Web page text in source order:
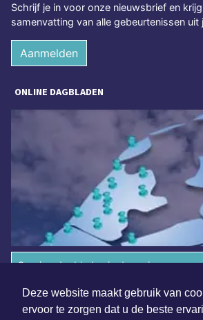
Deze website maakt gebruik van
ervoor te zorgen dat u de beste
Schrijf je in voor onze nieuwsbrief en
samenvatting van alle gebeurtenissen uit
Aanmelden
ONLINE DAGBLADEN
Overige dagbladen in de regio
Algemene voorwaarden